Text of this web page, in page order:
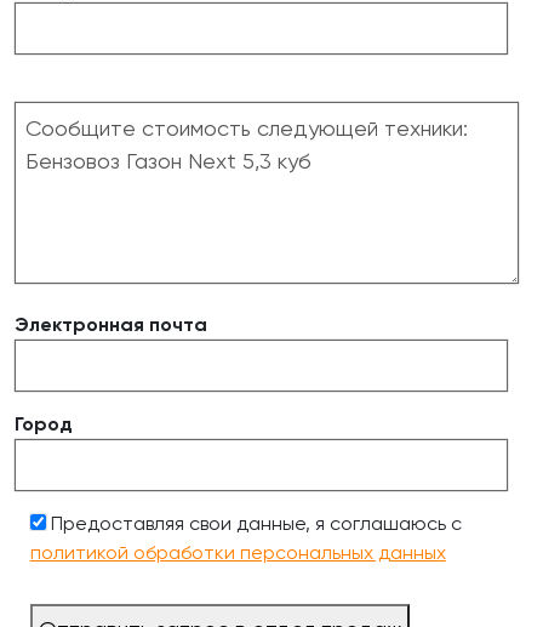
Электронная почта
Город
Предоставляя свои данные, я соглашаюсь с
политикой обработки персональных данных